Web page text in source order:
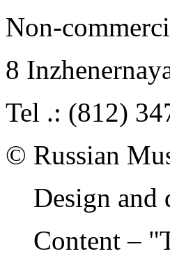
Non-
8
Tel .: (812)
© Russian
Design and
Content –